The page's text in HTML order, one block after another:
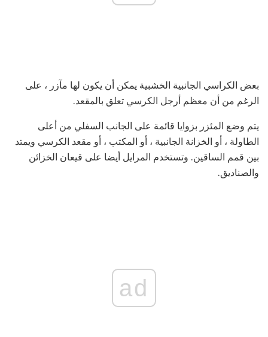
بعض الكراسي الجانبية الخشبية يمكن أن يكون لها مآزر ، على
الرغم من أن معظم أرجل الكرسي تعلق بالمقعد.
يتم وضع المئزر بزوايا قائمة على الجانب السفلي من أعلى
الطاولة ، أو الخزانة الجانبية ، أو المكتب ، أو مقعد الكرسي ويمتد
بين قمم الساقين. وتستخدم المرايل أيضا على قيعان الخزائن
والصناديق.
ad